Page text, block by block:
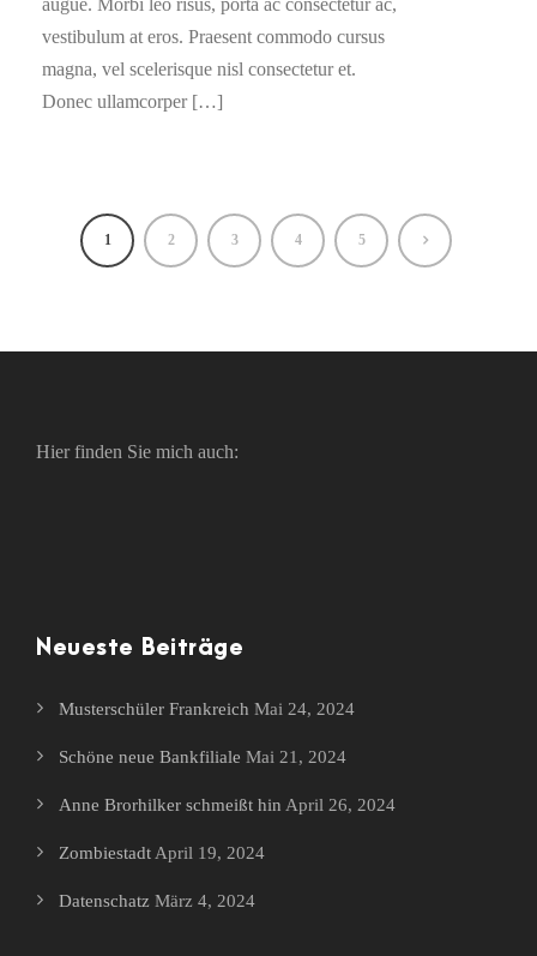
augue. Morbi leo risus, porta ac consectetur ac,
vestibulum at eros. Praesent commodo cursus
magna, vel scelerisque nisl consectetur et.
Donec ullamcorper […]
1 2 3 4 5
Hier finden Sie mich auch:
Neueste Beiträge
Musterschüler Frankreich Mai 24, 2024
Schöne neue Bankfiliale Mai 21, 2024
Anne Brorhilker schmeißt hin April 26, 2024
Zombiestadt April 19, 2024
Datenschatz März 4, 2024